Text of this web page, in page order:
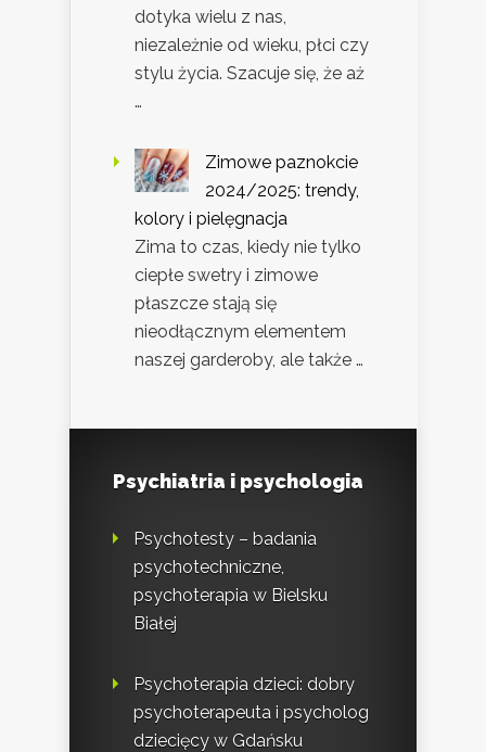
dotyka wielu z nas,
niezależnie od wieku, płci czy
stylu życia. Szacuje się, że aż
…
Zimowe paznokcie
2024/2025: trendy,
kolory i pielęgnacja
Zima to czas, kiedy nie tylko
ciepłe swetry i zimowe
płaszcze stają się
nieodłącznym elementem
naszej garderoby, ale także …
Psychiatria i psychologia
Psychotesty – badania
psychotechniczne,
psychoterapia w Bielsku
Białej
Psychoterapia dzieci: dobry
psychoterapeuta i psycholog
dziecięcy w Gdańsku